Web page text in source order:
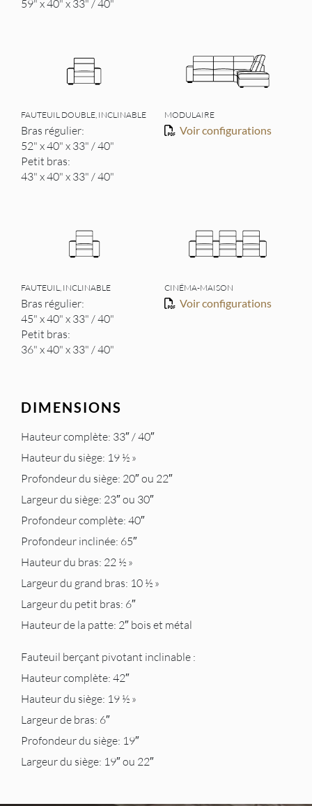
59" x 40" x 33" / 40"
FAUTEUIL DOUBLE, INCLINABLE
Bras régulier:
52" x 40" x 33" / 40"
Petit bras:
43" x 40" x 33" / 40"
MODULAIRE
Voir configurations
FAUTEUIL, INCLINABLE
Bras régulier:
45" x 40" x 33" / 40"
Petit bras:
36" x 40" x 33" / 40"
CINÉMA-MAISON
Voir configurations
DIMENSIONS
Hauteur complète: 33″ / 40″
Hauteur du siège: 19 ½ »
Profondeur du siège: 20″ ou 22″
Largeur du siège: 23″ ou 30″
Profondeur complète: 40″
Profondeur inclinée: 65″
Hauteur du bras: 22 ½ »
Largeur du grand bras: 10 ½ »
Largeur du petit bras: 6″
Hauteur de la patte: 2″ bois et métal
Fauteuil berçant pivotant inclinable :
Hauteur complète: 42″
Hauteur du siège: 19 ½ »
Largeur de bras: 6″
Profondeur du siège: 19″
Largeur du siège: 19″ ou 22″